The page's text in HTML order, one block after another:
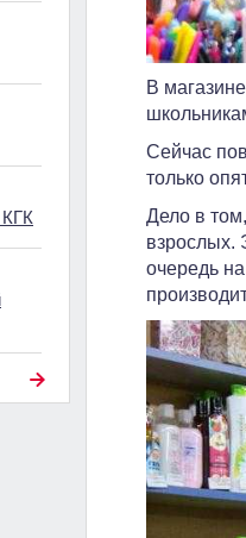
В
Сейчас
только
Дело в
взрослых.
очередь